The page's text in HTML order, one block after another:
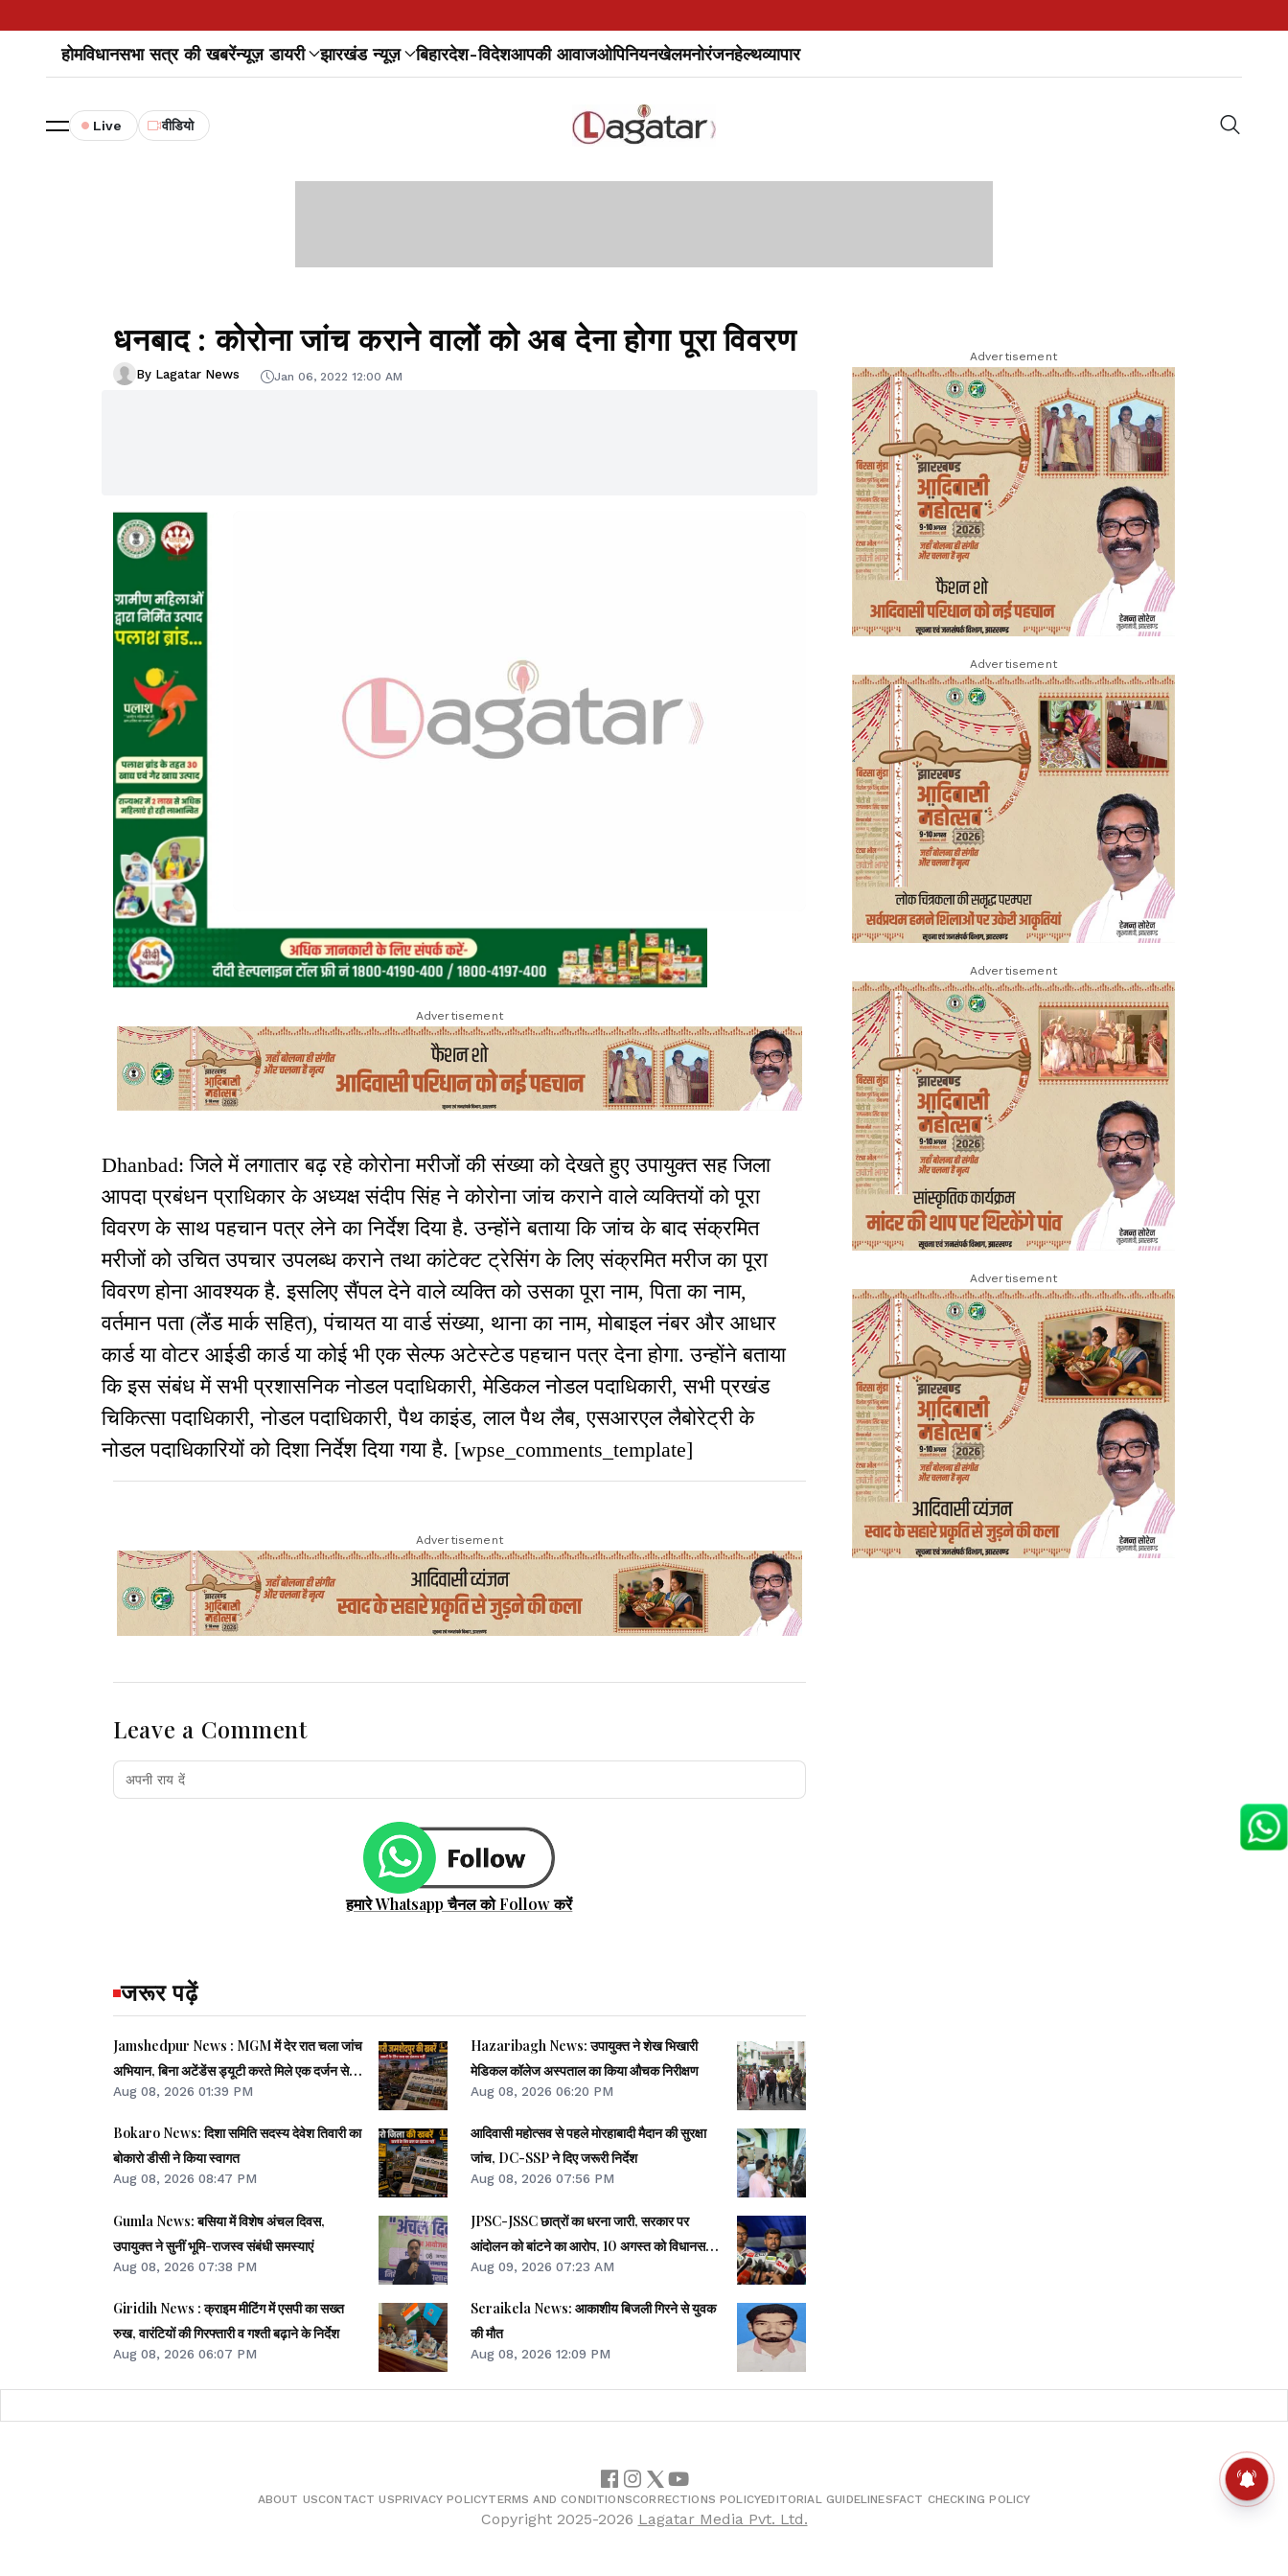
होमविधानसभा सत्र की खबरेंन्यूज़ डायरी झारखंड न्यूज़ बिहारदेश-विदेशआपकी आवाजओपिनियनखेलमनोरंजनहेल्थव्यापार
Live वीडियो
धनबाद : कोरोना जांच कराने वालों को अब देना होगा पूरा विवरण
By Lagatar News Jan 06, 2022 12:00 AM
Advertisement
Dhanbad: जिले में लगातार बढ़ रहे कोरोना मरीजों की संख्या को देखते हुए उपायुक्त सह जिला
आपदा प्रबंधन प्राधिकार के अध्यक्ष संदीप सिंह ने कोरोना जांच कराने वाले व्यक्तियों को पूरा
विवरण के साथ पहचान पत्र लेने का निर्देश दिया है. उन्होंने बताया कि जांच के बाद संक्रमित
मरीजों को उचित उपचार उपलब्ध कराने तथा कांटेक्ट ट्रेसिंग के लिए संक्रमित मरीज का पूरा
विवरण होना आवश्यक है. इसलिए सैंपल देने वाले व्यक्ति को उसका पूरा नाम, पिता का नाम,
वर्तमान पता (लैंड मार्क सहित), पंचायत या वार्ड संख्या, थाना का नाम, मोबाइल नंबर और आधार
कार्ड या वोटर आईडी कार्ड या कोई भी एक सेल्फ अटेस्टेड पहचान पत्र देना होगा. उन्होंने बताया
कि इस संबंध में सभी प्रशासनिक नोडल पदाधिकारी, मेडिकल नोडल पदाधिकारी, सभी प्रखंड
चिकित्सा पदाधिकारी, नोडल पदाधिकारी, पैथ काइंड, लाल पैथ लैब, एसआरएल लैबोरेट्री के
नोडल पदाधिकारियों को दिशा निर्देश दिया गया है. [wpse_comments_template]
Advertisement
Leave a Comment
हमारे Whatsapp चैनल को Follow करें
जरूर पढ़ें
Jamshedpur News : MGM में देर रात चला जांच
अभियान, बिना अटेंडेंस ड्यूटी करते मिले एक दर्जन से
अधिक कर्मचारी
Aug 08, 2026 01:39 PM
Bokaro News: दिशा समिति सदस्य देवेश तिवारी का
बोकारो डीसी ने किया स्वागत
Aug 08, 2026 08:47 PM
Gumla News: बसिया में विशेष अंचल दिवस,
उपायुक्त ने सुनीं भूमि-राजस्व संबंधी समस्याएं
Aug 08, 2026 07:38 PM
Giridih News : क्राइम मीटिंग में एसपी का सख्त
रुख, वारंटियों की गिरफ्तारी व गश्ती बढ़ाने के निर्देश
Aug 08, 2026 06:07 PM
Hazaribagh News: उपायुक्त ने शेख भिखारी
मेडिकल कॉलेज अस्पताल का किया औचक निरीक्षण
Aug 08, 2026 06:20 PM
आदिवासी महोत्सव से पहले मोरहाबादी मैदान की सुरक्षा
जांच, DC-SSP ने दिए जरूरी निर्देश
Aug 08, 2026 07:56 PM
JPSC-JSSC छात्रों का धरना जारी, सरकार पर
आंदोलन को बांटने का आरोप, 10 अगस्त को विधानसभा
मार्च की चेतावनी
Aug 09, 2026 07:23 AM
Seraikela News: आकाशीय बिजली गिरने से युवक
की मौत
Aug 08, 2026 12:09 PM
Advertisement
Advertisement
Advertisement
Advertisement
ABOUT USCONTACT USPRIVACY POLICYTERMS AND CONDITIONSCORRECTIONS POLICYEDITORIAL GUIDELINESFACT CHECKING POLICY
Copyright 2025-2026 Lagatar Media Pvt. Ltd.